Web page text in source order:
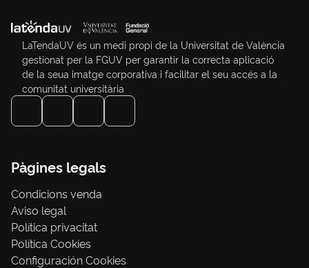
LaTendaUV és un medi propi de la Universitat de València
gestionat per la FGUV per garantir la correcta aplicació
de la seua imatge corporativa i facilitar el seu accés a la
comunitat universitària
Pàgines legals
Condicions venda
Aviso legal
Política privacitat
Política Cookies
Configuración Cookies